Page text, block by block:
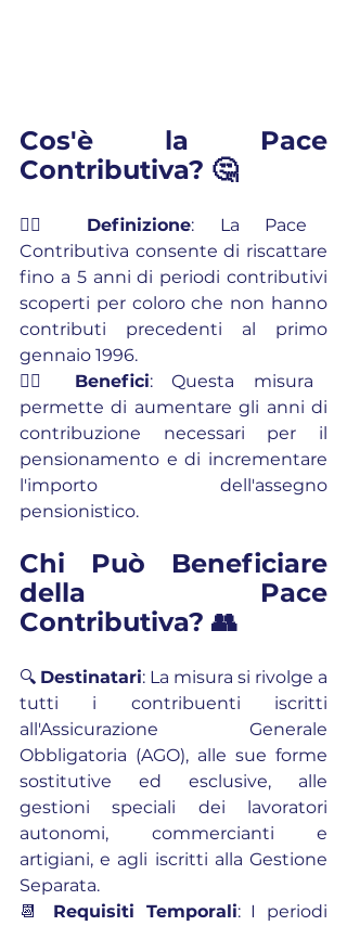
Cos'è la Pace
Contributiva? 🤔
👉🏼 Definizione: La Pace
Contributiva consente di riscattare
fino a 5 anni di periodi contributivi
scoperti per coloro che non hanno
contributi precedenti al primo
gennaio 1996.
👉🏼 Benefici: Questa misura
permette di aumentare gli anni di
contribuzione necessari per il
pensionamento e di incrementare
l'importo dell'assegno
pensionistico.
Chi Può Beneficiare
della Pace
Contributiva? 👥
🔍 Destinatari: La misura si rivolge a
tutti i contribuenti iscritti
all'Assicurazione Generale
Obbligatoria (AGO), alle sue forme
sostitutive ed esclusive, alle
gestioni speciali dei lavoratori
autonomi, commercianti e
artigiani, e agli iscritti alla Gestione
Separata.
📆 Requisiti Temporali: I periodi